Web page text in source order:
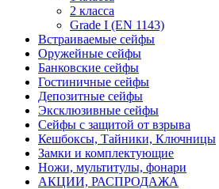
2 класса
Grade I (EN 1143)
Встраиваемые сейфы
Оружейные сейфы
Банковские сейфы
Гостиничные сейфы
Депозитные сейфы
Эксклюзивные сейфы
Сейфы с защитой от взрыва
Кешбоксы, Тайники, Ключницы
Замки и комплектующие
Ножи, мультитулы, фонари
АКЦИИ, РАСПРОДАЖА